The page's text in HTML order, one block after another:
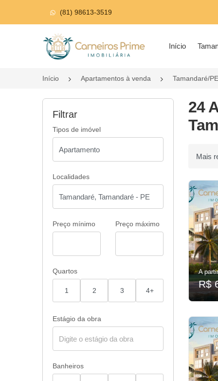
(81) 98613-3519
Página inicial
Início
Início Apartamentos à venda Tamandaré/PE
Filtrar
Tipos de imóvel
Localidades
Preço mínimo Preço máximo
Quartos
1 2 3 4+
Estágio da obra
Banheiros
24
Ordenar
A
R$